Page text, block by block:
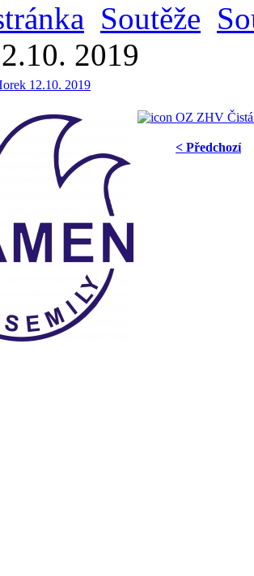
Soutěže
2019
12.10. 2019
OZ ZHV
< Předchozí